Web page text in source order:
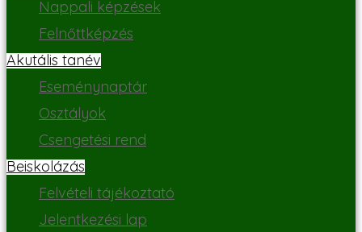
Nappali képzések
Felnőttképzés
Akutális tanév
Eseménynaptár
Osztályok
Csengetési rend
Beiskolázás
Felvételi tájékoztató
Jelentkezési lap